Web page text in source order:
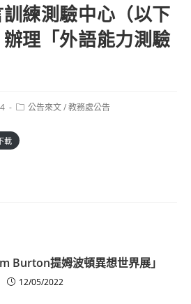
練測驗中心（以下
理「外語能力測驗
Post公告來文/教務處公告
載
Burton提姆波頓異想世界展」
12/05/2022